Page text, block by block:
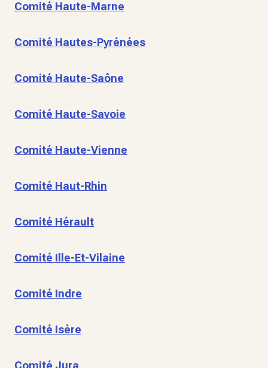
Comité Haute-Marne
Comité Hautes-Pyrénées
Comité Haute-Saône
Comité Haute-Savoie
Comité Haute-Vienne
Comité Haut-Rhin
Comité Hérault
Comité Ille-Et-Vilaine
Comité Indre
Comité Isère
Comité Jura